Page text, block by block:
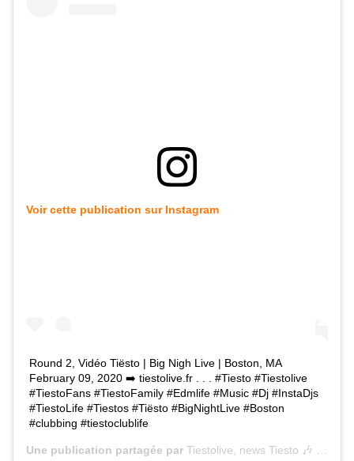
Voir cette publication sur Instagram
Round 2, Vidéo Tiësto | Big Nigh Live | Boston, MA
February 09, 2020 ➡️ tiestolive.fr . . . #Tiesto #Tiestolive
#TiestoFans #TiestoFamily #Edmlife #Music #Dj #InstaDjs
#TiestoLife #Tiestos #Tiësto #BigNightLive #Boston
#clubbing #tiestoclublife
Une publication partagée par Tiestolive, news Tiesto 🎶